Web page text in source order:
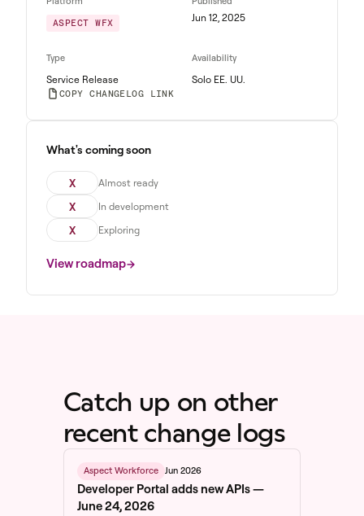
ASPECT WFX
Jun 12, 2025
Type
Service Release
Availability
Solo EE. UU.
COPY CHANGELOG LINK
What's coming soon
X Almost ready
X In development
X Exploring
View roadmap
Catch up on other
recent change logs
Aspect Workforce Jun 2026
Developer Portal adds new APIs —
June 24, 2026